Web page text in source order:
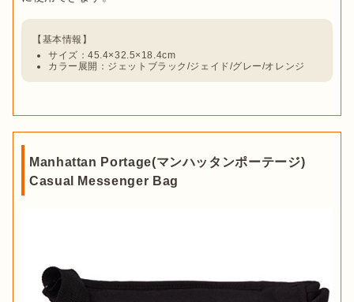
サイズ：45.4×32.5×18.4cm
カラー展開：ジェットブラック/ジェイド/グレー/オレンジ
Manhattan Portage(マンハッタンポーテージ)
Casual Messenger Bag